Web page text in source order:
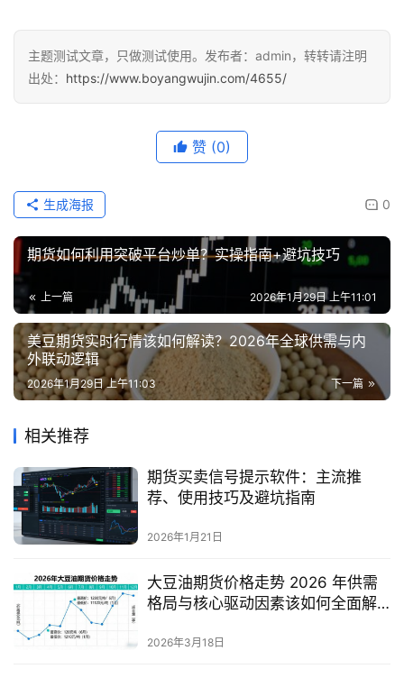
主题测试文章，只做测试使用。发布者：admin，转转请注明
出处： https://www.boyangwujin.com/4655/
赞 (0)
0
生成海报
期货如何利用突破平台炒单？实操指南+避坑技巧
上一篇 2026年1月29日 上午11:01
美豆期货实时行情该如何解读？2026年全球供需与内
外联动逻辑
下一篇
2026年1月29日 上午11:03
相关推荐
期货买卖信号提示软件：主流推
荐、使用技巧及避坑指南
2026年1月21日
大豆油期货价格走势 2026 年供需
格局与核心驱动因素该如何全面解
2026年3月18日